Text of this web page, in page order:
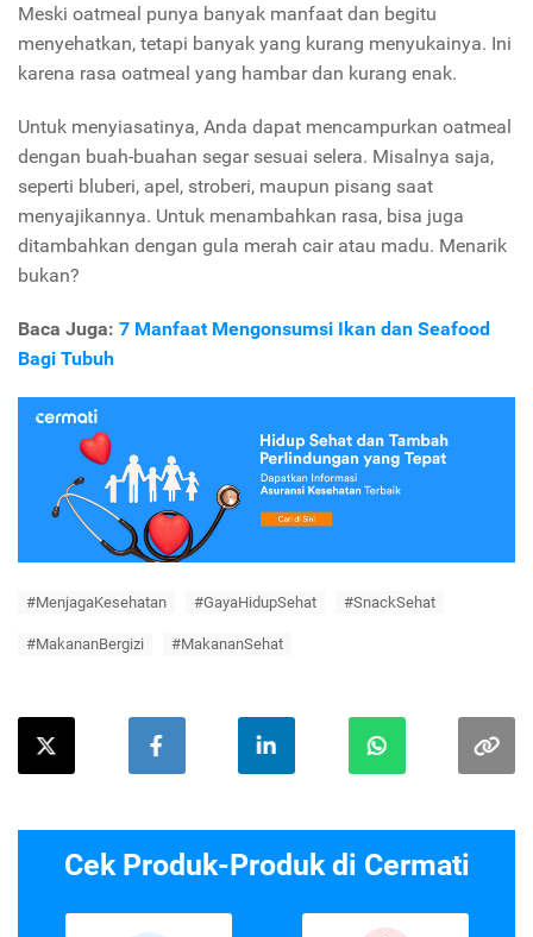
Meski oatmeal punya banyak manfaat dan begitu
menyehatkan, tetapi banyak yang kurang menyukainya. Ini
karena rasa oatmeal yang hambar dan kurang enak.
Untuk menyiasatinya, Anda dapat mencampurkan oatmeal
dengan buah-buahan segar sesuai selera. Misalnya saja,
seperti bluberi, apel, stroberi, maupun pisang saat
menyajikannya. Untuk menambahkan rasa, bisa juga
ditambahkan dengan gula merah cair atau madu. Menarik
bukan?
Baca Juga: 7 Manfaat Mengonsumsi Ikan dan Seafood
Bagi Tubuh
#MenjagaKesehatan #GayaHidupSehat #SnackSehat
#MakananBergizi #MakananSehat
Cek Produk-Produk di Cermati